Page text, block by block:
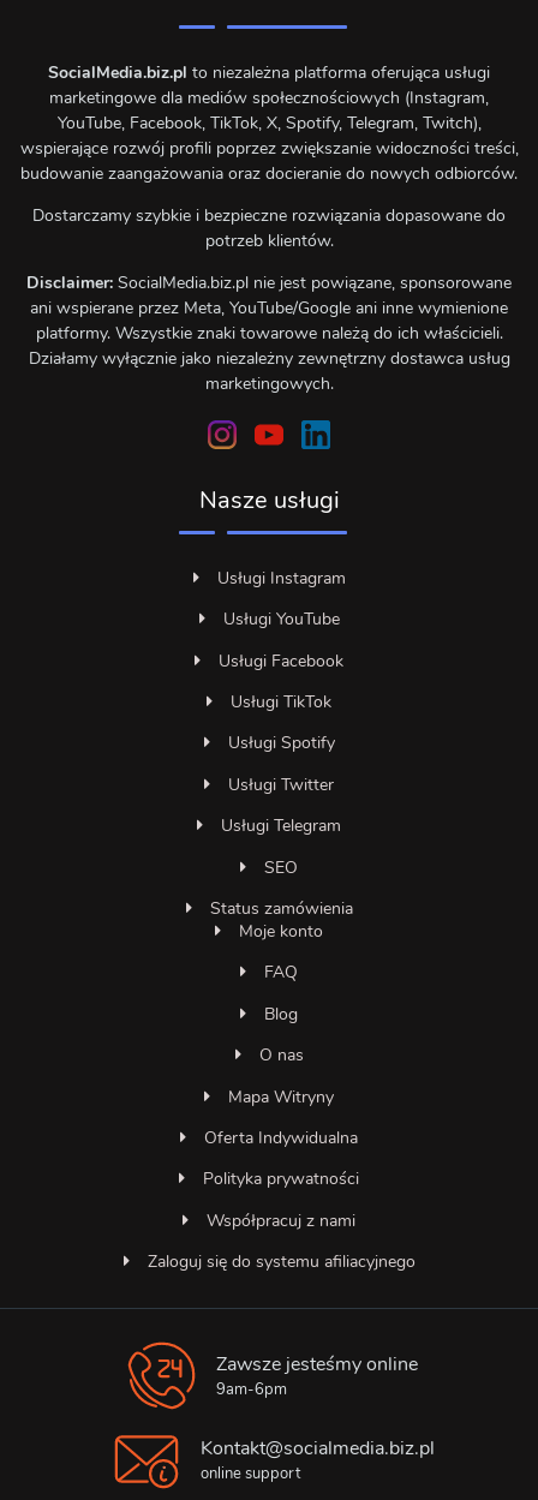
Asystent SocialMedia
Online — odpowiada natychmiast
SocialMedia.biz.pl to niezależna platforma oferująca usługi
marketingowe dla mediów społecznościowych (Instagram,
YouTube, Facebook, TikTok, X, Spotify, Telegram, Twitch),
wspierające rozwój profili poprzez zwiększanie widoczności treści,
budowanie zaangażowania oraz docieranie do nowych odbiorców.
Dostarczamy szybkie i bezpieczne rozwiązania dopasowane do
potrzeb klientów.
Disclaimer: SocialMedia.biz.pl nie jest powiązane, sponsorowane
ani wspierane przez Meta, YouTube/Google ani inne wymienione
platformy. Wszystkie znaki towarowe należą do ich właścicieli.
Działamy wyłącznie jako niezależny zewnętrzny dostawca usług
marketingowych.
Nasze usługi
Usługi Instagram
Usługi YouTube
Usługi Facebook
Usługi TikTok
Usługi Spotify
Usługi Twitter
Usługi Telegram
SEO
Status zamówienia
Moje konto
FAQ
Blog
O nas
Mapa Witryny
Oferta Indywidualna
Polityka prywatności
Współpracuj z nami
Zaloguj się do systemu afiliacyjnego
Zawsze jesteśmy online
9am-6pm
Kontakt@socialmedia.biz.pl
online support